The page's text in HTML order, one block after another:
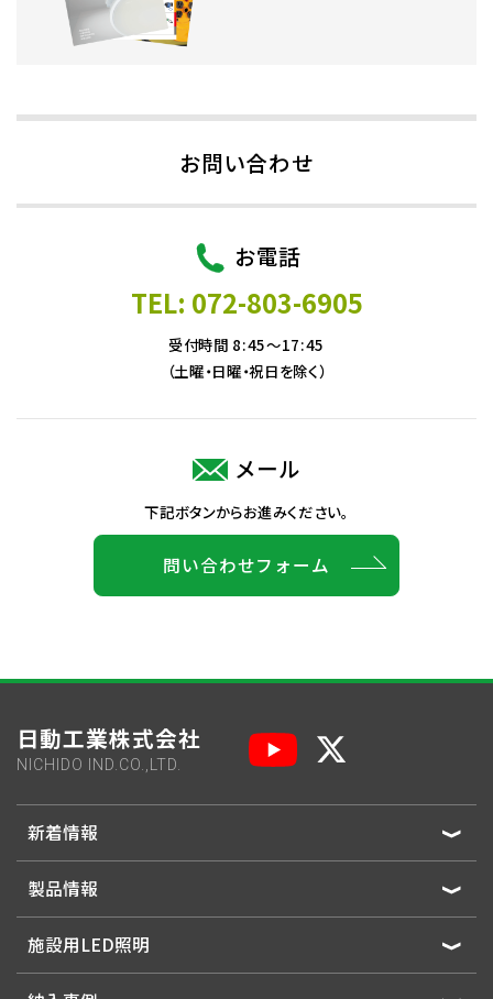
お問い合わせ
お電話
TEL: 072-803-6905
受付時間 8:45～17:45
（土曜・日曜・祝日を除く）
メール
下記ボタンからお進みください。
問い合わせフォーム
日動工業株式会社
NICHIDO IND.CO.,LTD.
新着情報
製品情報
施設用LED照明